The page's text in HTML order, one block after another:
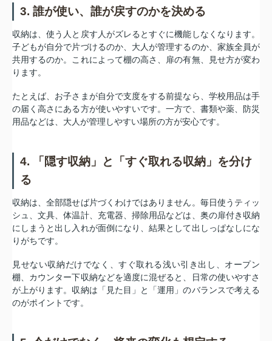
3. 誰が使い、誰が戻すのかを決める
収納は、使う人と戻す人がズレるとすぐに機能しなくなります。
子どもが自分で片づけるのか、大人が管理するのか、家族全員が
共用するのか。これによって棚の高さ、扉の有無、見せ方が変わ
ります。
たとえば、お子さまが自分で支度をする前提なら、学校用品は手
の届く高さにある方が使いやすいです。一方で、書類や薬、防災
用品などは、大人が管理しやすい場所の方が安心です。
4. 「隠す収納」と「すぐ取れる収納」を分け
る
収納は、全部隠せば片づくわけではありません。毎日使うティッ
シュ、文具、体温計、充電器、掃除用品などは、奥の扉付き収納
にしまうと出し入れが面倒になり、結果として出しっぱなしにな
りがちです。
見せない収納だけでなく、すぐ取れる浅い引き出し、オープン
棚、カウンター下収納などを適度に混ぜると、日常の使いやすさ
が上がります。収納は「見た目」と「運用」のバランスで考える
のがポイントです。